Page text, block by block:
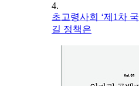
4.
초고령사회 ‘제1차
길 정책은